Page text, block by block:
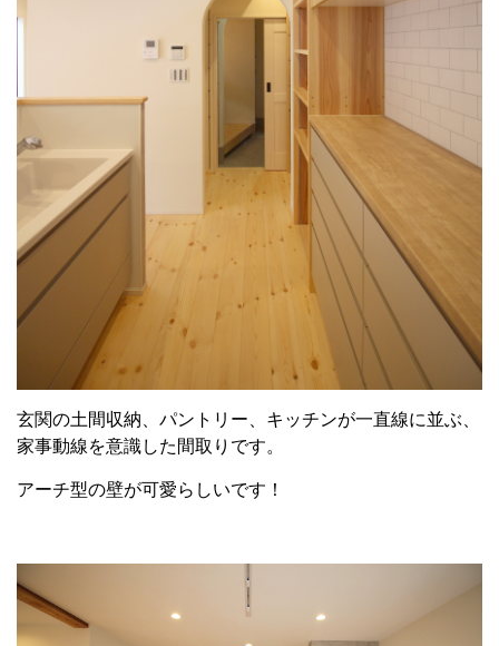
玄関の土間収納、パントリー、キッチンが一直線に並ぶ、
家事動線を意識した間取りです。
アーチ型の壁が可愛らしいです！